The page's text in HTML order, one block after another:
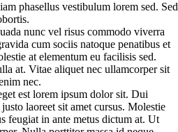
phasellus vestibulum lorem sed. Sed
nunc vel risus commodo viverra
cum sociis natoque penatibus et
at elementum eu facilisis sed.
at. Vitae aliquet nec ullamcorper sit
nec.
est lorem ipsum dolor sit. Dui
laoreet sit amet cursus. Molestie
feugiat in ante metus dictum at. Ut